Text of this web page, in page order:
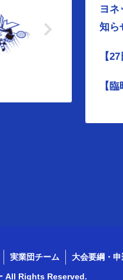
ヨネ
知ら
【
【
実業団チーム 大会要綱・
All Rights Reserved.